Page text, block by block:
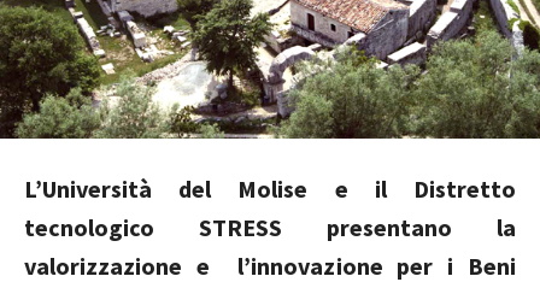
L’Università del Molise e il Distretto
tecnologico STRESS presentano la
valorizzazione e l’innovazione per i Beni